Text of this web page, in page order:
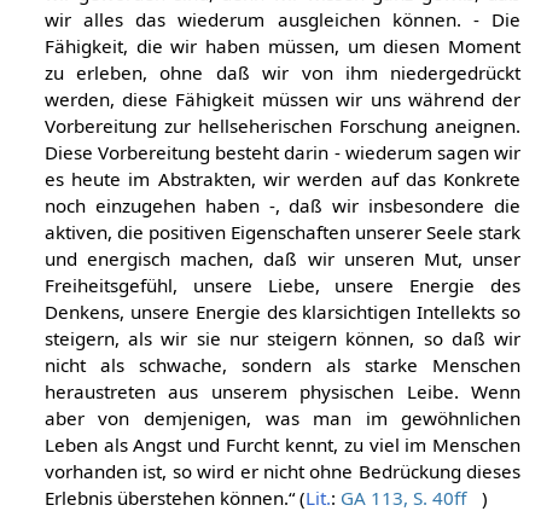
wir alles das wiederum ausgleichen können. - Die
Fähigkeit, die wir haben müssen, um diesen Moment
zu erleben, ohne daß wir von ihm niedergedrückt
werden, diese Fähigkeit müssen wir uns während der
Vorbereitung zur hellseherischen Forschung aneignen.
Diese Vorbereitung besteht darin - wiederum sagen wir
es heute im Abstrakten, wir werden auf das Konkrete
noch einzugehen haben -, daß wir insbesondere die
aktiven, die positiven Eigenschaften unserer Seele stark
und energisch machen, daß wir unseren Mut, unser
Freiheitsgefühl, unsere Liebe, unsere Energie des
Denkens, unsere Energie des klarsichtigen Intellekts so
steigern, als wir sie nur steigern können, so daß wir
nicht als schwache, sondern als starke Menschen
heraustreten aus unserem physischen Leibe. Wenn
aber von demjenigen, was man im gewöhnlichen
Leben als Angst und Furcht kennt, zu viel im Menschen
vorhanden ist, so wird er nicht ohne Bedrückung dieses
Erlebnis überstehen können.“ (Lit.: GA 113, S. 40ff )